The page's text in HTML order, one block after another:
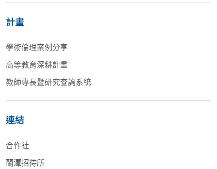
計畫
學術倫理案例分享
高等教育深耕計畫
教師專長暨研究查詢系統
連結
合作社
蘭潭招待所